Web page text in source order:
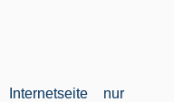
nur